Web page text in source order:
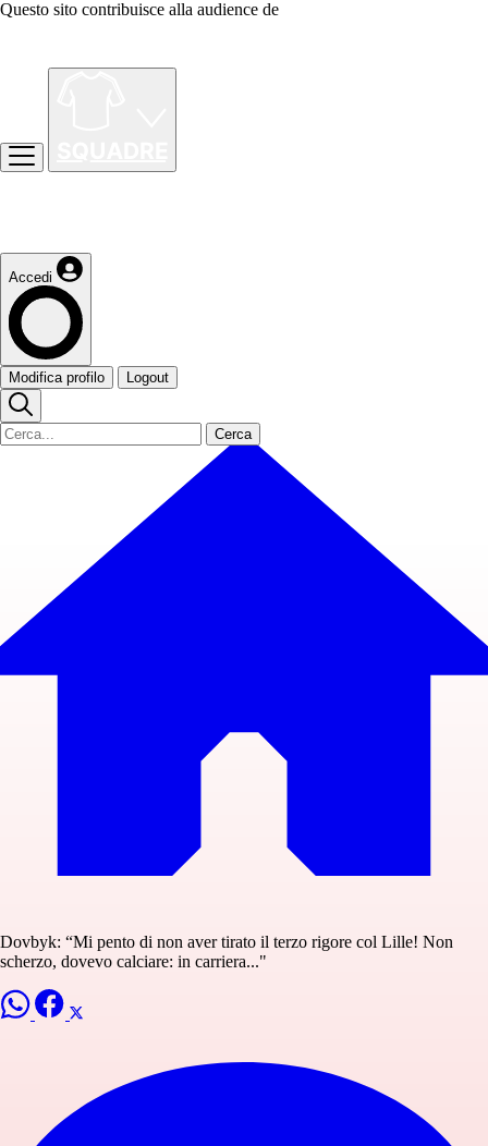
Questo sito contribuisce alla audience de
Accedi
Modifica profilo Logout
Cerca
Dovbyk: “Mi pento di non aver tirato il terzo rigore col Lille! Non
scherzo, dovevo calciare: in carriera..."